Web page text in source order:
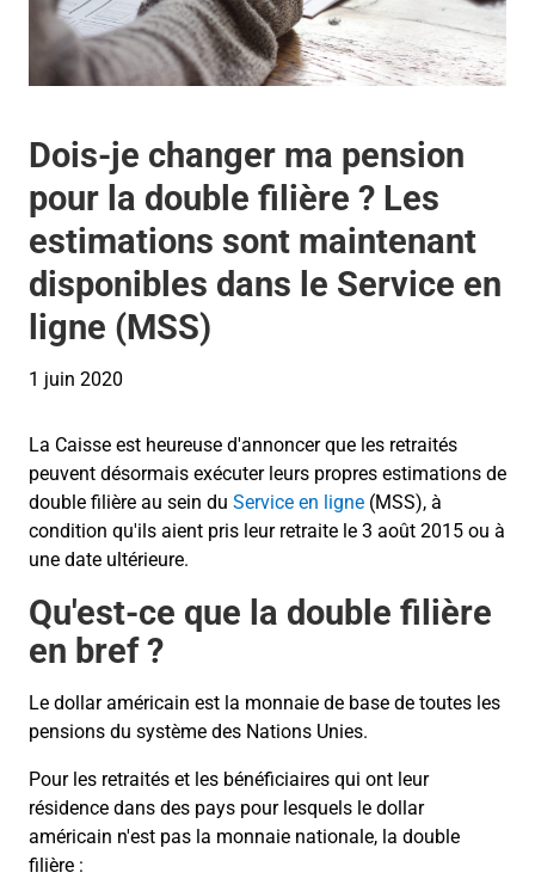
Dois-je changer ma pension
pour la double filière ? Les
estimations sont maintenant
disponibles dans le Service en
ligne (MSS)
1 juin 2020
La Caisse est heureuse d'annoncer que les retraités
peuvent désormais exécuter leurs propres estimations de
double filière au sein du Service en ligne (MSS), à
condition qu'ils aient pris leur retraite le 3 août 2015 ou à
une date ultérieure.
Qu'est-ce que la double filière
en bref ?
Le dollar américain est la monnaie de base de toutes les
pensions du système des Nations Unies.
Pour les retraités et les bénéficiaires qui ont leur
résidence dans des pays pour lesquels le dollar
américain n'est pas la monnaie nationale, la double
filière :